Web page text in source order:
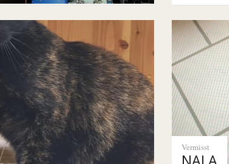
Vermisst